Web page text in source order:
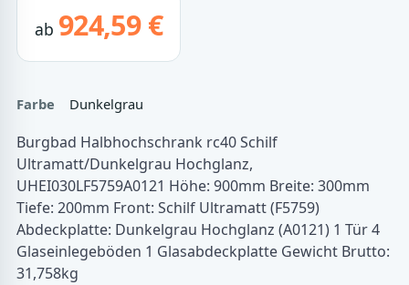
ab 924,59 €
Farbe Dunkelgrau
Burgbad Halbhochschrank rc40 Schilf
Ultramatt/Dunkelgrau Hochglanz,
UHEI030LF5759A0121 Höhe: 900mm Breite: 300mm
Tiefe: 200mm Front: Schilf Ultramatt (F5759)
Abdeckplatte: Dunkelgrau Hochglanz (A0121) 1 Tür 4
Glaseinlegeböden 1 Glasabdeckplatte Gewicht Brutto:
31,758kg